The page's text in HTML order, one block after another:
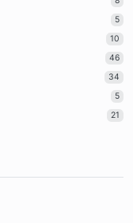
5
10
46
34
5
21